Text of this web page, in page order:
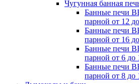
Чугунная банная
Банные печи
парной от 12
Банные печи
парной от 16
Банные печи
парной от 6 до
Банные печи
парной от 8 до